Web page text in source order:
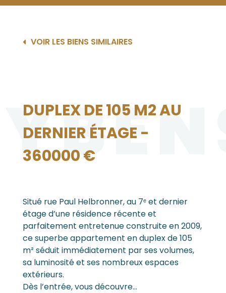
VOIR LES BIENS SIMILAIRES
DUPLEX DE 105 M2 AU
DERNIER ÉTAGE -
360000 €
Situé rue Paul Helbronner, au 7ᵉ et dernier
étage d’une résidence récente et
parfaitement entretenue construite en 2009,
ce superbe appartement en duplex de 105
m² séduit immédiatement par ses volumes,
sa luminosité et ses nombreux espaces
extérieurs.
Dès l’entrée, vous découvre...